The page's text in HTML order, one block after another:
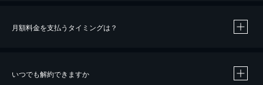
※40％ポイント還元の対象は、クレジットカード決済による作品の購入 / レンタルです。
月額料金を支払うタイミングは？
いつでも解約できますか